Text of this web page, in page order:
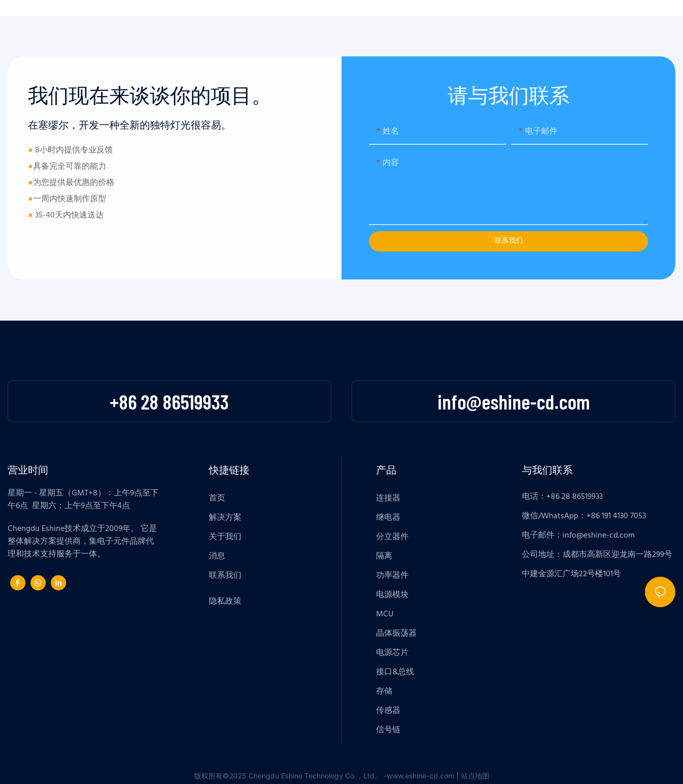
我们现在来谈谈你的项目。
在塞缪尔，开发一种全新的独特灯光很容易。
● 8小时内提供专业反馈
●具备完全可靠的能力
●为您提供最优惠的价格
●一周内快速制作原型
●35-40天内快速送达
请与我们联系
姓名 电子邮件
内容
联系我们
+86 28 86519933 info@eshine-cd.com
营业时间
星期一 - 星期五（GMT+8）：上午9点至下
午6点 星期六：上午9点至下午4点
Chengdu Eshine技术成立于2009年。 它是
整体解决方案提供商，集电子元件品牌代
理和技术支持服务于一体。
快捷链接
首页
解决方案
关于我们
消息
联系我们
隐私政策
产品
连接器
继电器
分立器件
隔离
功率器件
电源模块
MCU
晶体振荡器
电源芯片
接口&总线
存储
传感器
信号链
与我们联系
电话：+86 28 86519933
微信/WhatsApp：+86 191 4130 7053
电子邮件： info@eshine-cd.com
公司地址：成都市高新区迎龙南一路299号
中建金源汇广场22号楼101号
版权所有©2025 Chengdu Eshine Technology Co.，Ltd。 -www.eshine-cd.com | 站点地图